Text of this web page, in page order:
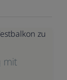
mit